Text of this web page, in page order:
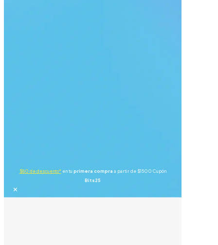
$80 de descuento* en tu primera compra a partir de $1500 Cupón
Bits25
✕